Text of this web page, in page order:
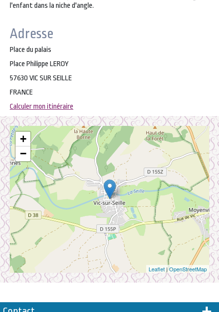
l'enfant dans la niche d'angle.
Adresse
Place du palais
Place Philippe LEROY
57630 VIC SUR SEILLE
FRANCE
Calculer mon itinéraire
+
−
Leaflet |OpenStreetMap